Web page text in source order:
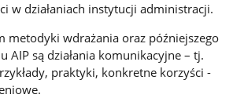
w działaniach instytucji administracji.
metodyki wdrażania oraz późniejszego
AIP są działania komunikacyjne – tj.
praktyki, konkretne korzyści -